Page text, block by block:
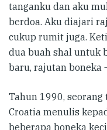
tanganku dan aku
berdoa. Aku diajari
cukup rumit juga.
dua buah shal untuk
baru, rajutan boneka
Tahun 1990,
Croatia menulis
beberapa boneka